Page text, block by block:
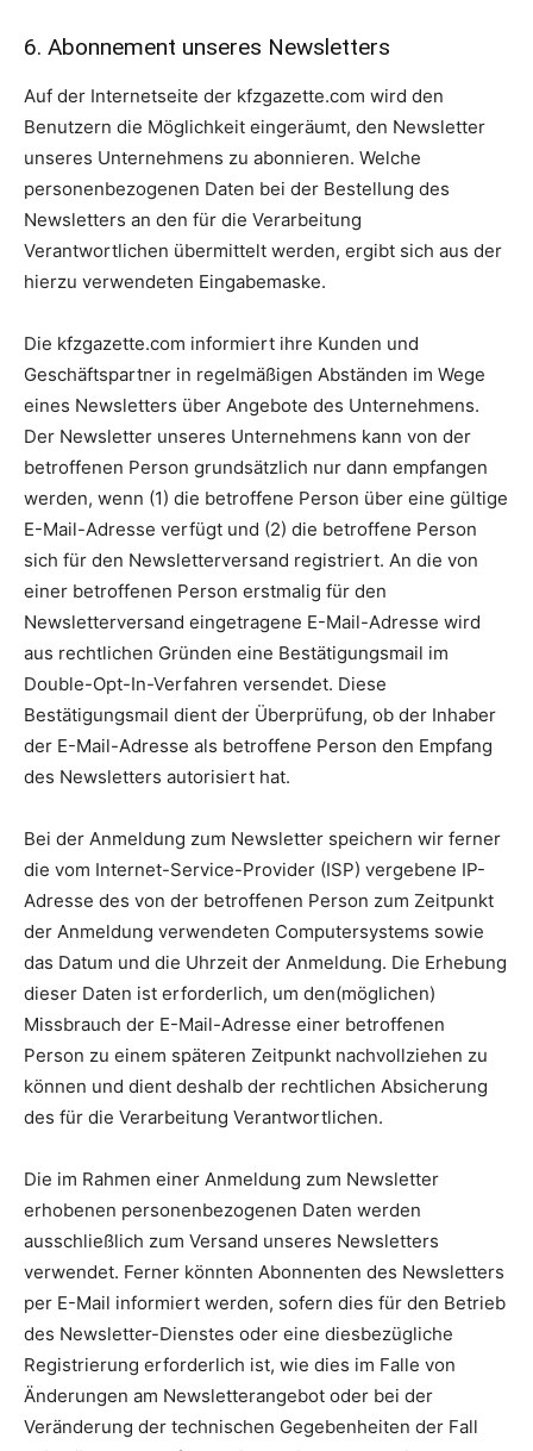
6. Abonnement unseres Newsletters
Auf der Internetseite der kfzgazette.com wird den
Benutzern die Möglichkeit eingeräumt, den Newsletter
unseres Unternehmens zu abonnieren. Welche
personenbezogenen Daten bei der Bestellung des
Newsletters an den für die Verarbeitung
Verantwortlichen übermittelt werden, ergibt sich aus der
hierzu verwendeten Eingabemaske.
Die kfzgazette.com informiert ihre Kunden und
Geschäftspartner in regelmäßigen Abständen im Wege
eines Newsletters über Angebote des Unternehmens.
Der Newsletter unseres Unternehmens kann von der
betroffenen Person grundsätzlich nur dann empfangen
werden, wenn (1) die betroffene Person über eine gültige
E-Mail-Adresse verfügt und (2) die betroffene Person
sich für den Newsletterversand registriert. An die von
einer betroffenen Person erstmalig für den
Newsletterversand eingetragene E-Mail-Adresse wird
aus rechtlichen Gründen eine Bestätigungsmail im
Double-Opt-In-Verfahren versendet. Diese
Bestätigungsmail dient der Überprüfung, ob der Inhaber
der E-Mail-Adresse als betroffene Person den Empfang
des Newsletters autorisiert hat.
Bei der Anmeldung zum Newsletter speichern wir ferner
die vom Internet-Service-Provider (ISP) vergebene IP-
Adresse des von der betroffenen Person zum Zeitpunkt
der Anmeldung verwendeten Computersystems sowie
das Datum und die Uhrzeit der Anmeldung. Die Erhebung
dieser Daten ist erforderlich, um den(möglichen)
Missbrauch der E-Mail-Adresse einer betroffenen
Person zu einem späteren Zeitpunkt nachvollziehen zu
können und dient deshalb der rechtlichen Absicherung
des für die Verarbeitung Verantwortlichen.
Die im Rahmen einer Anmeldung zum Newsletter
erhobenen personenbezogenen Daten werden
ausschließlich zum Versand unseres Newsletters
verwendet. Ferner könnten Abonnenten des Newsletters
per E-Mail informiert werden, sofern dies für den Betrieb
des Newsletter-Dienstes oder eine diesbezügliche
Registrierung erforderlich ist, wie dies im Falle von
Änderungen am Newsletterangebot oder bei der
Veränderung der technischen Gegebenheiten der Fall